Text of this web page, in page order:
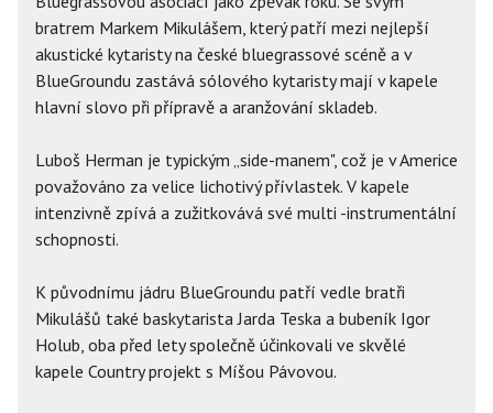
bratrem Markem Mikulášem, který patří mezi nejlepší
akustické kytaristy na české bluegrassové scéně a v
BlueGroundu zastává sólového kytaristy mají v kapele
hlavní slovo při přípravě a aranžování skladeb.
Luboš Herman je typickým „side-manem", což je v Americe
považováno za velice lichotivý přívlastek. V kapele
intenzivně zpívá a zužitkovává své multi -instrumentální
schopnosti.
K původnímu jádru BlueGroundu patří vedle bratři
Mikulášů také baskytarista Jarda Teska a bubeník Igor
Holub, oba před lety společně účinkovali ve skvělé
kapele Country projekt s Míšou Pávovou.